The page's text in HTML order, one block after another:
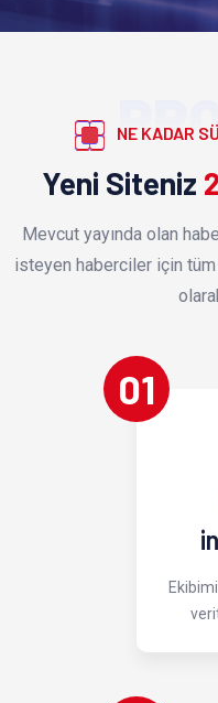
NE KADAR
Yeni Siteniz
Mevcut yayında olan
isteyen haberciler için tüm
01